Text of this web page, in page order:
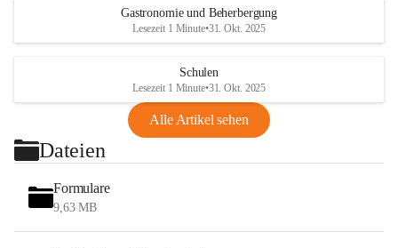
Gastronomie und Beherbergung
Lesezeit 1 Minute•31. Okt. 2025
Schulen
Lesezeit 1 Minute•31. Okt. 2025
Alle Artikel sehen
Dateien
Formulare
9,63 MB